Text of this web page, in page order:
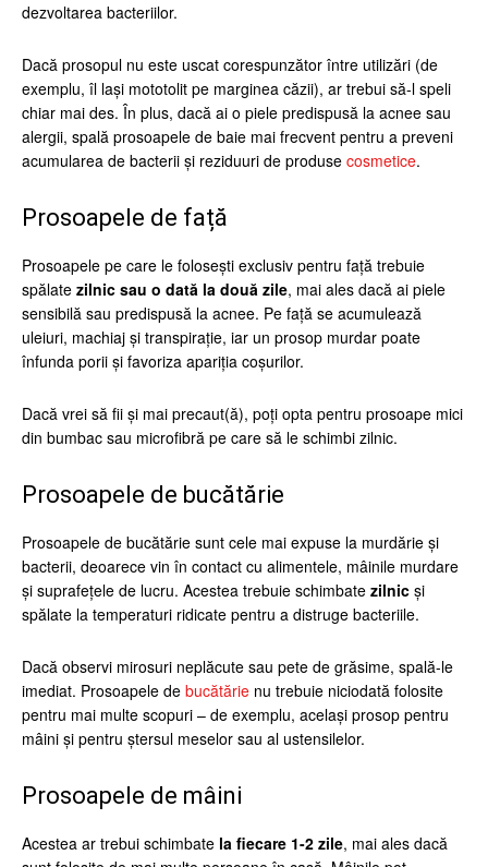
dezvoltarea bacteriilor.
Dacă prosopul nu este uscat corespunzător între utilizări (de
exemplu, îl lași mototolit pe marginea căzii), ar trebui să-l speli
chiar mai des. În plus, dacă ai o piele predispusă la acnee sau
alergii, spală prosoapele de baie mai frecvent pentru a preveni
acumularea de bacterii și reziduuri de produse cosmetice.
Prosoapele de față
Prosoapele pe care le folosești exclusiv pentru față trebuie
spălate zilnic sau o dată la două zile, mai ales dacă ai piele
sensibilă sau predispusă la acnee. Pe față se acumulează
uleiuri, machiaj și transpirație, iar un prosop murdar poate
înfunda porii și favoriza apariția coșurilor.
Dacă vrei să fii și mai precaut(ă), poți opta pentru prosoape mici
din bumbac sau microfibră pe care să le schimbi zilnic.
Prosoapele de bucătărie
Prosoapele de bucătărie sunt cele mai expuse la murdărie și
bacterii, deoarece vin în contact cu alimentele, mâinile murdare
și suprafețele de lucru. Acestea trebuie schimbate zilnic și
spălate la temperaturi ridicate pentru a distruge bacteriile.
Dacă observi mirosuri neplăcute sau pete de grăsime, spală-le
imediat. Prosoapele de bucătărie nu trebuie niciodată folosite
pentru mai multe scopuri – de exemplu, același prosop pentru
mâini și pentru ștersul meselor sau al ustensilelor.
Prosoapele de mâini
Acestea ar trebui schimbate la fiecare 1-2 zile, mai ales dacă